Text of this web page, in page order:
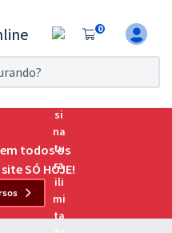
0
dias!
Exame da
principais
todos os
SÓ HOJE!